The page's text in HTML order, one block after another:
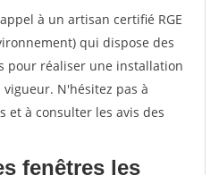
à un artisan certifié RGE
qui dispose des
pour réaliser une installation
N'hésitez pas à
et à consulter les avis des
fenêtres les